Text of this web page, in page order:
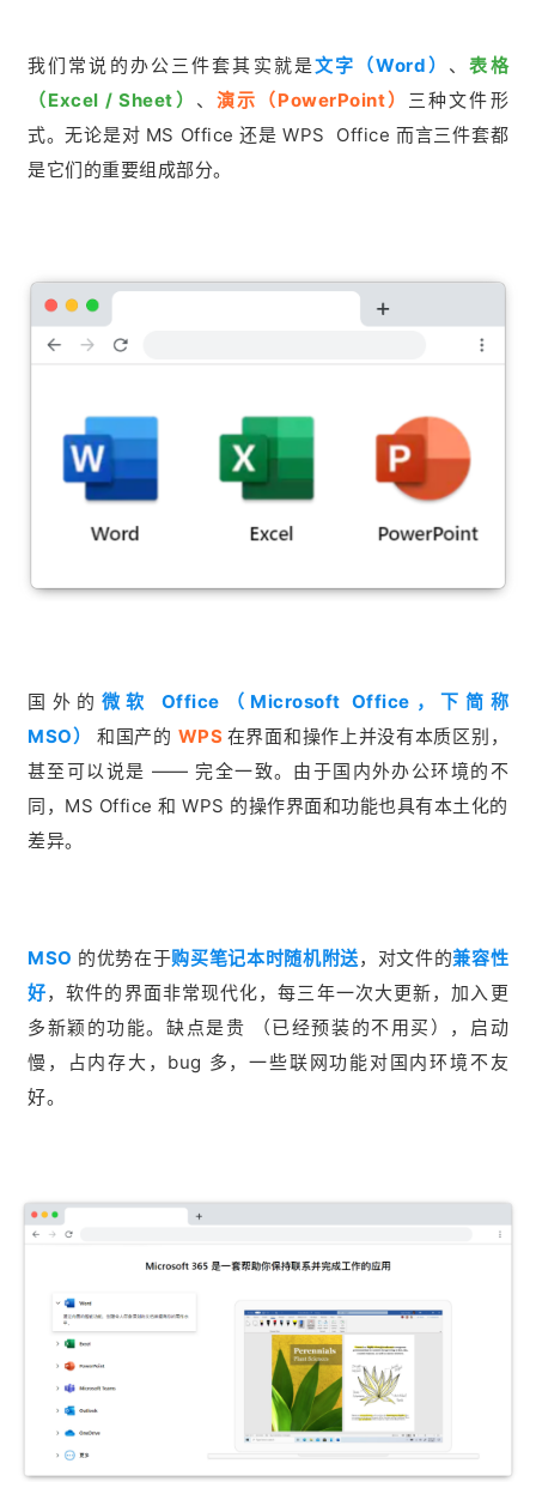
我们常说的办公三件套其实就是文字（Word） 、表格
（Excel / Sheet） 、 演示（PowerPoint） 三种文件形
式。无论是对 MS Office 还是 WPS Office 而言三件套都
是它们的重要组成部分。
国外的 微软 Office（Microsoft Office，下简称
MSO）
和国产的 WPS 在界面和操作上并没有本质区别，
甚至可以说是 —— 完全一致。由于国内外办公环境的不
同，MS Office 和 WPS 的操作界面和功能也具有本土化的
差异。
MSO 的优势在于购买笔记本时随机附送，对文件的兼容性
好，软件的界面非常现代化，每三年一次大更新，加入更
多新颖的功能。缺点是贵 （已经预装的不用买），启动
慢，占内存大，bug 多，一些联网功能对国内环境不友
好。